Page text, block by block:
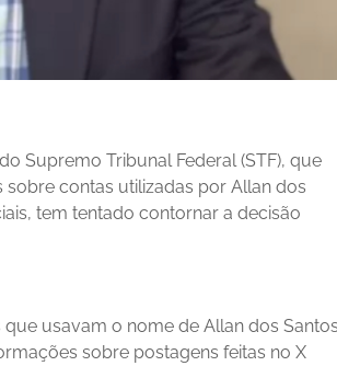
Supremo Tribunal Federal (STF), que
contas utilizadas por Allan dos
tem tentado contornar a decisão
usavam o nome de Allan dos Santos
sobre postagens feitas no X